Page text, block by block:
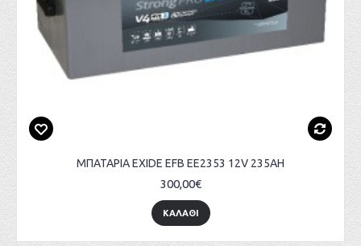
ΜΠΑΤΑΡΙΑ EXIDE EFB EE2353 12V 235AH
300,00€
ΚΑΛΑΘΙ